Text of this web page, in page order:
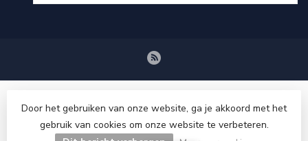
Door het gebruiken van onze website, ga je akkoord met het
gebruik van cookies om onze website te verbeteren.